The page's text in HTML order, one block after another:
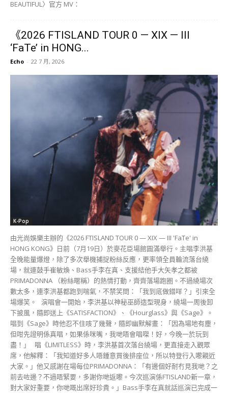
由光尚娛樂主辦的《2026 FTISLAND TOUR 0 — XIX — III 'FaTe' in
HONG KONG》日前（7月19日）於麥花臣場館圓滿舉行。主唱李洪基
全晚能量爆燈，除了多次舉機捕捉粉絲反應，更率領全員輪流落台繞
場，就連鼓手崔敏煥、Bass手李在真、支援結他手大矢孝之都被
PRIMADONNA （粉絲暱稱）的熱情打動，齊齊落場跑圈。不過繞場次
數太多，連李洪基都跑到喘氣，不禁笑問：「我到底做錯咩？」引來全
場爆笑。 演唱會一開始，李洪基以神秘巫師造型現身，繞場一周後卸
下披風，隨即送上《SATISFACTION》、《Hourglass》與《Sage》。
唱到《Sage》時他忍不住咳了幾聲，隨即幽默解畫：「因為場地有塵，
但咁先證明係真唱，如果係咪嘴，我哋唔會唱㗎！好，今晚一於玩到
盡！」 唱《LIMITLESS》時，李洪基首次落台繞場，更直接走入觀眾
席，他解釋：「我知道好多人唔鍾意買後排座位，所以特登行入嚟親近
大家。」他又感謝在場每位PRIMADONNA：「有邊個好耐冇見我哋？之
前去咗邊？不過唔緊要，多謝你哋返嚟。今次巡演係FTISLAND新一章，
對大家好重要，你哋嘅出席好珍貴。」Bass手李在真就話巡演已完成一
半，團隊越嚟越有默契；鼓手崔敏煥則大讚麥花臣場地感覺一流；結他
手大矢孝之更用廣東話打招呼：「大家好，我係Oya Takayuki，請大家
多多指教。」 唱到經典作《Love Love Love》時，全場自動波大合唱，
但李洪基聽完後皺眉，笑住說：「唱慢啲！要有感情啲！」結果全場聽
話再唱一次，怎知李洪基發現自己忙於指導，忘記拍下影片，最後要全
場合唱第三次，場面又搞笑又溫馨。之後《Thunder》與《Cloud》繼
續激情合唱，李洪基今次醒目拍片，說：「聽日會Upload上網，但如果
慶功宴飲大咗，就可能遲少少。」引得全場大笑。 《Summer Night’s
Dream》時，李洪基手拎咪高峰同相機落台，邊唱邊影相，氣氛輕鬆。
到《Falling Star》時，他更手持FTIsand代表黃色小旗跑遍全場，之後
更邀請男粉絲跟著一起跑，情緒高漲。本來聲稱有Bass在手走不得的李
在真，最終都被說服落台跑圈；而為了讓崔敏煥竹及大矢孝之都可以落